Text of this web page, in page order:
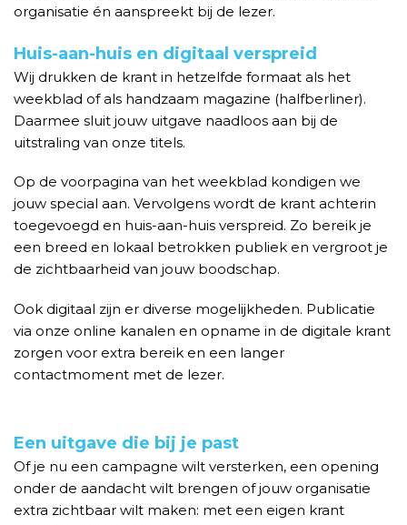
organisatie én aanspreekt bij de lezer.
Huis-aan-huis en digitaal verspreid
Wij drukken de krant in hetzelfde formaat als het
weekblad of als handzaam magazine (halfberliner).
Daarmee sluit jouw uitgave naadloos aan bij de
uitstraling van onze titels.
Op de voorpagina van het weekblad kondigen we
jouw special aan. Vervolgens wordt de krant achterin
toegevoegd en huis-aan-huis verspreid. Zo bereik je
een breed en lokaal betrokken publiek en vergroot je
de zichtbaarheid van jouw boodschap.
Ook digitaal zijn er diverse mogelijkheden. Publicatie
via onze online kanalen en opname in de digitale krant
zorgen voor extra bereik en een langer
contactmoment met de lezer.
Een uitgave die bij je past
Of je nu een campagne wilt versterken, een opening
onder de aandacht wilt brengen of jouw organisatie
extra zichtbaar wilt maken: met een eigen krant